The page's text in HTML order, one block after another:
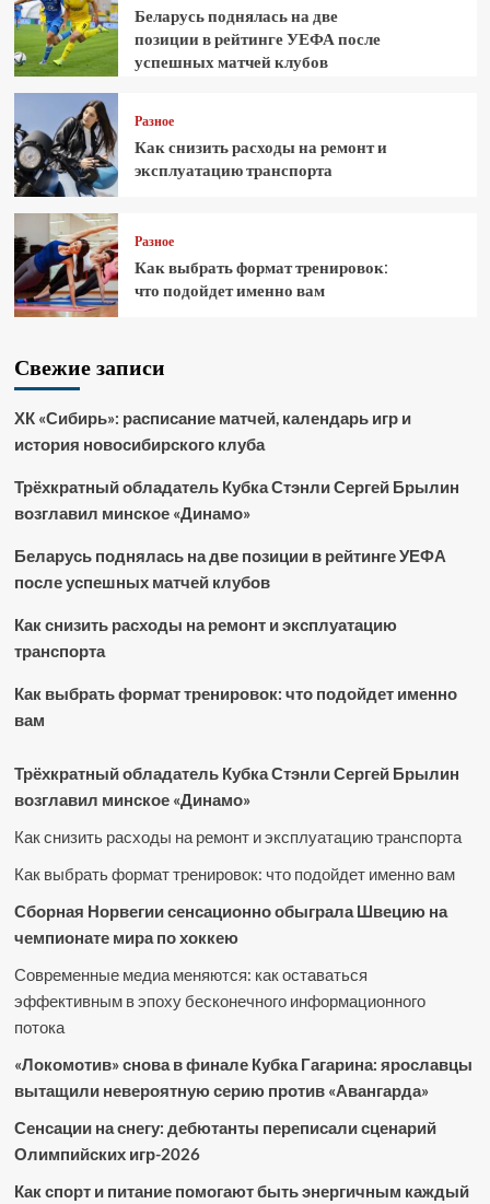
Беларусь поднялась на две
позиции в рейтинге УЕФА после
успешных матчей клубов
Разное
Как снизить расходы на ремонт и
эксплуатацию транспорта
Разное
Как выбрать формат тренировок:
что подойдет именно вам
Свежие записи
ХК «Сибирь»: расписание матчей, календарь игр и
история новосибирского клуба
Трёхкратный обладатель Кубка Стэнли Сергей Брылин
возглавил минское «Динамо»
Беларусь поднялась на две позиции в рейтинге УЕФА
после успешных матчей клубов
Как снизить расходы на ремонт и эксплуатацию
транспорта
Как выбрать формат тренировок: что подойдет именно
вам
Трёхкратный обладатель Кубка Стэнли Сергей Брылин
возглавил минское «Динамо»
Как снизить расходы на ремонт и эксплуатацию транспорта
Как выбрать формат тренировок: что подойдет именно вам
Сборная Норвегии сенсационно обыграла Швецию на
чемпионате мира по хоккею
Современные медиа меняются: как оставаться
эффективным в эпоху бесконечного информационного
потока
«Локомотив» снова в финале Кубка Гагарина: ярославцы
вытащили невероятную серию против «Авангарда»
Сенсации на снегу: дебютанты переписали сценарий
Олимпийских игр-2026
Как спорт и питание помогают быть энергичным каждый